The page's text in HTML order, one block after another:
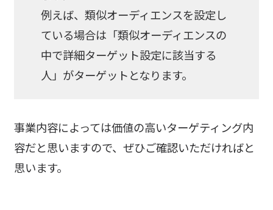
例えば、類似オーディエンスを設定し
ている場合は「類似オーディエンスの
中で詳細ターゲット設定に該当する
人」がターゲットとなります。
事業内容によっては価値の高いターゲティング内
容だと思いますので、ぜひご確認いただければと
思います。